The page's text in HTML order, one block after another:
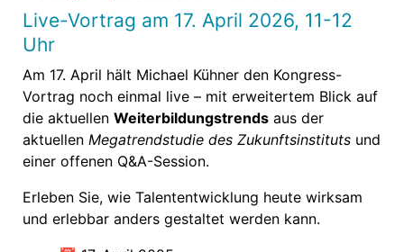
Live-Vortrag am 17. April 2026, 11-12
Uhr
Am 17. April hält Michael Kühner den Kongress-
Vortrag noch einmal live – mit erweitertem Blick auf
die aktuellen Weiterbildungstrends aus der
aktuellen Megatrendstudie des Zukunftsinstituts und
einer offenen Q&A-Session.
Erleben Sie, wie Talententwicklung heute wirksam
und erlebbar anders gestaltet werden kann.